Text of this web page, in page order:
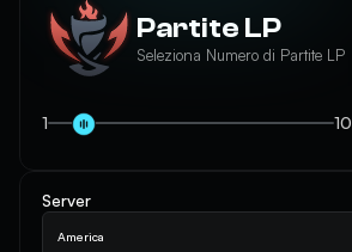
Partite LP
Seleziona Numero di Partite LP
1 10
Server
America